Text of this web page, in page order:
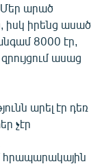
Մեր արած
իսկ իրենց ասած
8000 էր,
ասաց
արել էր դեռ
չէր
հրապարակային